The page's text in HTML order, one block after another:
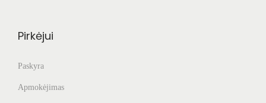
Pirkėjui
Paskyra
Apmokėjimas